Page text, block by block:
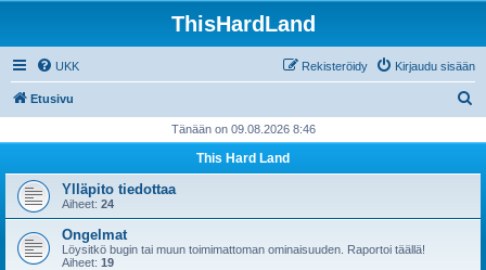
ThisHardLand
UKK Kirjaudu sisään
Rekisteröidy
Etusivu
i
Tänään on 09.08.2026 8:46
This Hard Land
Ylläpito tiedottaa
Aiheet: 24
Ongelmat
Löysitkö bugin tai muun toimimattoman ominaisuuden. Raportoi täällä!
Aiheet: 19